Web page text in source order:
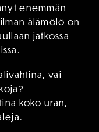
enemmän
älämölö on
jatkossa
vai
koko uran,